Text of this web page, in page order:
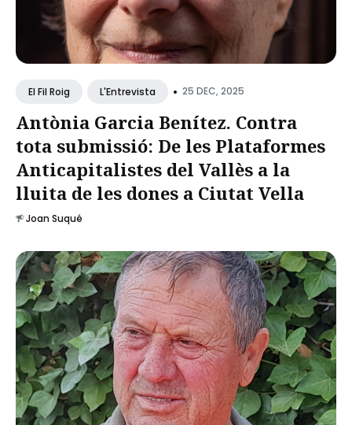
El Fil Roig L'Entrevista • 25 DEC, 2025
Antònia Garcia Benítez. Contra
tota submissió: De les Plataformes
Anticapitalistes del Vallès a la
lluita de les dones a Ciutat Vella
Joan Suqué